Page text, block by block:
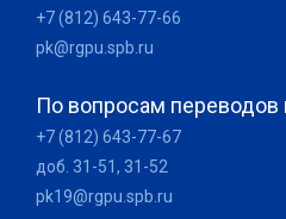
+7 (812) 643-77-66
pk@rgpu.spb.ru
По вопросам переводов
+7 (812) 643-77-67
доб. 31-51, 31-52
pk19@rgpu.spb.ru